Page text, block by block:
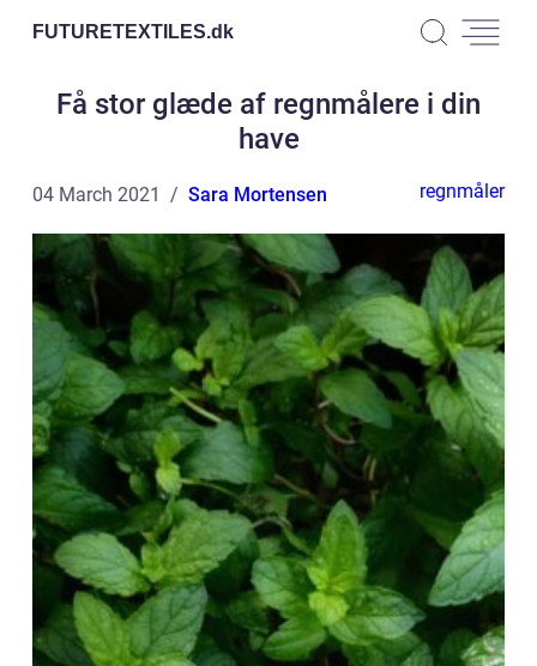
FUTURETEXTILES.dk
Få stor glæde af regnmålere i din
have
04 March 2021 Sara Mortensen regnmåler